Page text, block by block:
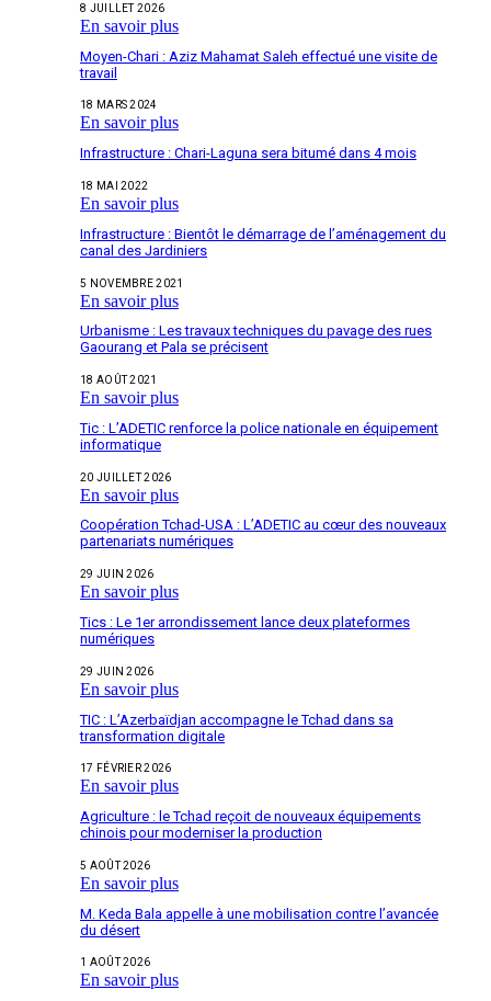
8 JUILLET 2026
En savoir plus
Moyen-Chari : Aziz Mahamat Saleh effectué une visite de
travail
18 MARS 2024
En savoir plus
Infrastructure : Chari-Laguna sera bitumé dans 4 mois
18 MAI 2022
En savoir plus
Infrastructure : Bientôt le démarrage de l’aménagement du
canal des Jardiniers
5 NOVEMBRE 2021
En savoir plus
Urbanisme : Les travaux techniques du pavage des rues
Gaourang et Pala se précisent
18 AOÛT 2021
En savoir plus
Tic : L’ADETIC renforce la police nationale en équipement
informatique
20 JUILLET 2026
En savoir plus
Coopération Tchad-USA : L’ADETIC au cœur des nouveaux
partenariats numériques
29 JUIN 2026
En savoir plus
Tics : Le 1er arrondissement lance deux plateformes
numériques
29 JUIN 2026
En savoir plus
TIC : L’Azerbaïdjan accompagne le Tchad dans sa
transformation digitale
17 FÉVRIER 2026
En savoir plus
Agriculture : le Tchad reçoit de nouveaux équipements
chinois pour moderniser la production
5 AOÛT 2026
En savoir plus
M. Keda Bala appelle à une mobilisation contre l’avancée
du désert
1 AOÛT 2026
En savoir plus